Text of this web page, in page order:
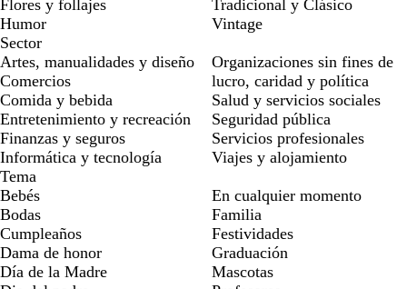
Flores y follajes
Humor
Tradicional y Clásico
Vintage
Sector
Artes, manualidades y diseño
Comercios
Comida y bebida
Entretenimiento y recreación
Finanzas y seguros
Informática y tecnología
Organizaciones sin fines de
lucro, caridad y política
Salud y servicios sociales
Seguridad pública
Servicios profesionales
Viajes y alojamiento
Tema
Bebés
Bodas
Cumpleaños
Dama de honor
Día de la Madre
En cualquier momento
Familia
Festividades
Graduación
Mascotas